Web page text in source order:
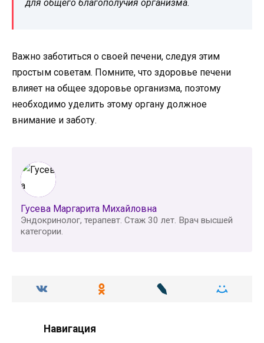
для общего благополучия организма.
Важно заботиться о своей печени, следуя этим
простым советам. Помните, что здоровье печени
влияет на общее здоровье организма, поэтому
необходимо уделить этому органу должное
внимание и заботу.
Гусева Маргарита Михайловна
Эндокринолог, терапевт. Стаж 30 лет. Врач высшей
категории.
Навигация